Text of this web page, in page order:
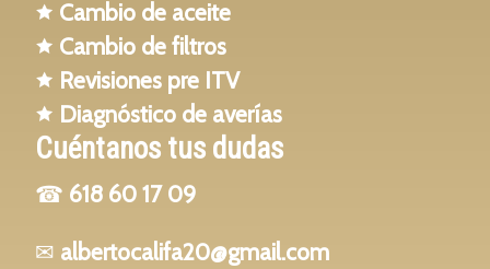
🟊 Cambio de aceite
🟊 Cambio de filtros
🟊 Revisiones pre ITV
🟊 Diagnóstico de averías
Cuéntanos tus dudas
☎ 618 60 17 09
✉ albertocalifa20@gmail.com